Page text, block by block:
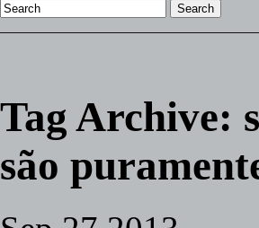
Search
Tag Archive:
são